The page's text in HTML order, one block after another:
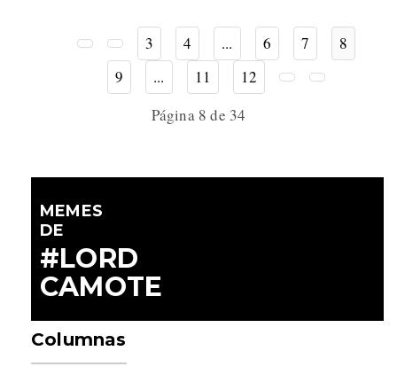
3 4 ... 6 7
8
9
... 11
12
Página 8 de 34
MEMES
DE
#LORD
CAMOTE
Columnas